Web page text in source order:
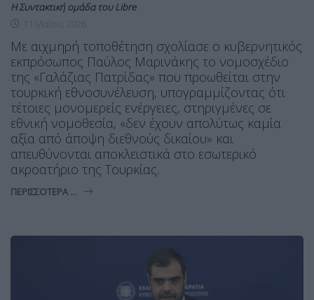
Η Συντακτική ομάδα του Libre
Με αιχμηρή τοποθέτηση σχολίασε ο κυβερνητικός
εκπρόσωπος Παύλος Μαρινάκης το νομοσχέδιο
της «Γαλάζιας Πατρίδας» που προωθείται στην
τουρκική εθνοσυνέλευση, υπογραμμίζοντας ότι
τέτοιες μονομερείς ενέργειες, στηριγμένες σε
εθνική νομοθεσία, «δεν έχουν απολύτως καμία
αξία από άποψη διεθνούς δικαίου» και
απευθύνονται αποκλειστικά στο εσωτερικό
ακροατήριο της Τουρκίας.
ΠΕΡΙΣΣΌΤΕΡΑ ...